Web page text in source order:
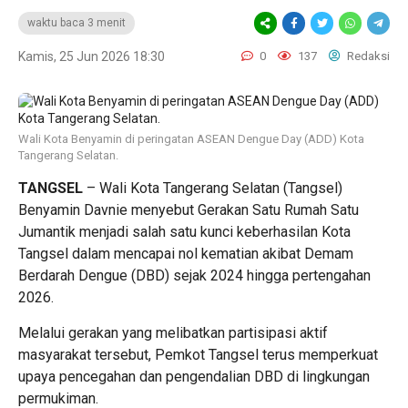
waktu baca 3 menit
Kamis, 25 Jun 2026 18:30 0 137 Redaksi
Wali Kota Benyamin di peringatan ASEAN Dengue Day (ADD) Kota
Tangerang Selatan.
TANGSEL – Wali Kota Tangerang Selatan (Tangsel)
Benyamin Davnie menyebut Gerakan Satu Rumah Satu
Jumantik menjadi salah satu kunci keberhasilan Kota
Tangsel dalam mencapai nol kematian akibat Demam
Berdarah Dengue (DBD) sejak 2024 hingga pertengahan
2026.
Melalui gerakan yang melibatkan partisipasi aktif
masyarakat tersebut, Pemkot Tangsel terus memperkuat
upaya pencegahan dan pengendalian DBD di lingkungan
permukiman.